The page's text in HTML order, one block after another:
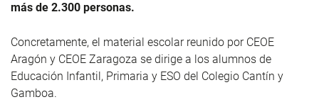
más de 2.300 personas.
Concretamente, el material escolar reunido por CEOE
Aragón y CEOE Zaragoza se dirige a los alumnos de
Educación Infantil, Primaria y ESO del Colegio Cantín y
Gamboa.